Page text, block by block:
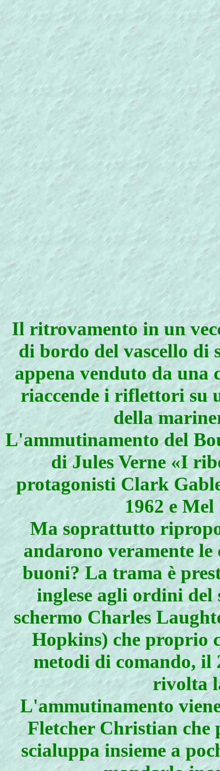
Il ritrovamento in un
di bordo del vascello di
appena venduto da una
riaccende i riflettori su
della
L'ammutinamento del
di Jules Verne «I
protagonisti Clark
1962 e
Ma soprattutto
andarono veramente
buoni? La trama è
inglese agli ordini
schermo Charles
Hopkins) che proprio
metodi di comando, il
rivolta
L'ammutinamento
Fletcher Christian che
scialuppa insieme a